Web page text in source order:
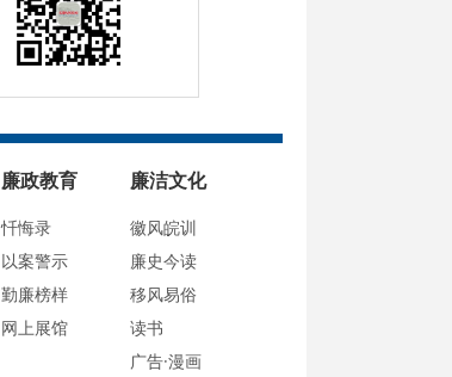
廉政教育
忏悔录
以案警示
勤廉榜样
网上展馆
廉洁文化
徽风皖训
廉史今读
移风易俗
读书
广告·漫画